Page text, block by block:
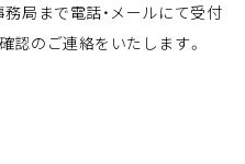
局まで電話・メールにて受付
認のご連絡をいたします。